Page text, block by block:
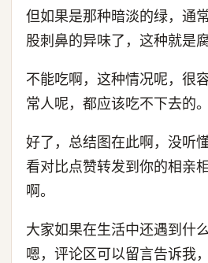
但如果是那种暗淡的绿，通
股刺鼻的异味了，这种就是
不能吃啊，这种情况呢，很
常人呢，都应该吃不下去的。
好了，总结图在此啊，没听
看对比点赞转发到你的相亲
啊。
大家如果在生活中还遇到什
嗯，评论区可以留言告诉我